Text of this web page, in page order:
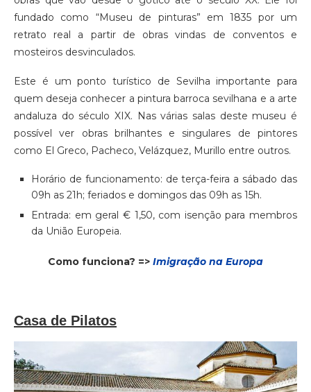
fundado como “Museu de pinturas” em 1835 por um
retrato real a partir de obras vindas de conventos e
mosteiros desvinculados.
Este é um ponto turístico de Sevilha importante para
quem deseja conhecer a pintura barroca sevilhana e a arte
andaluza do século XIX. Nas várias salas deste museu é
possível ver obras brilhantes e singulares de pintores
como El Greco, Pacheco, Velázquez, Murillo entre outros.
Horário de funcionamento: de terça-feira a sábado das
09h as 21h; feriados e domingos das 09h as 15h.
Entrada: em geral € 1,50, com isenção para membros
da União Europeia.
Como funciona? => Imigração na Europa
Casa de Pilatos